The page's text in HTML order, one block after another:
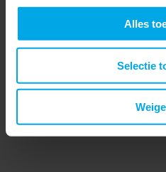
Alles
Selectie
oplossing voor het
airconditioning- en
platte daken, met een
maximaal ...